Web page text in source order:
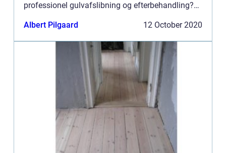
professionel gulvafslibning og efterbehandling?
en dygtig og erf...
Albert Pilgaard 12 October 2020